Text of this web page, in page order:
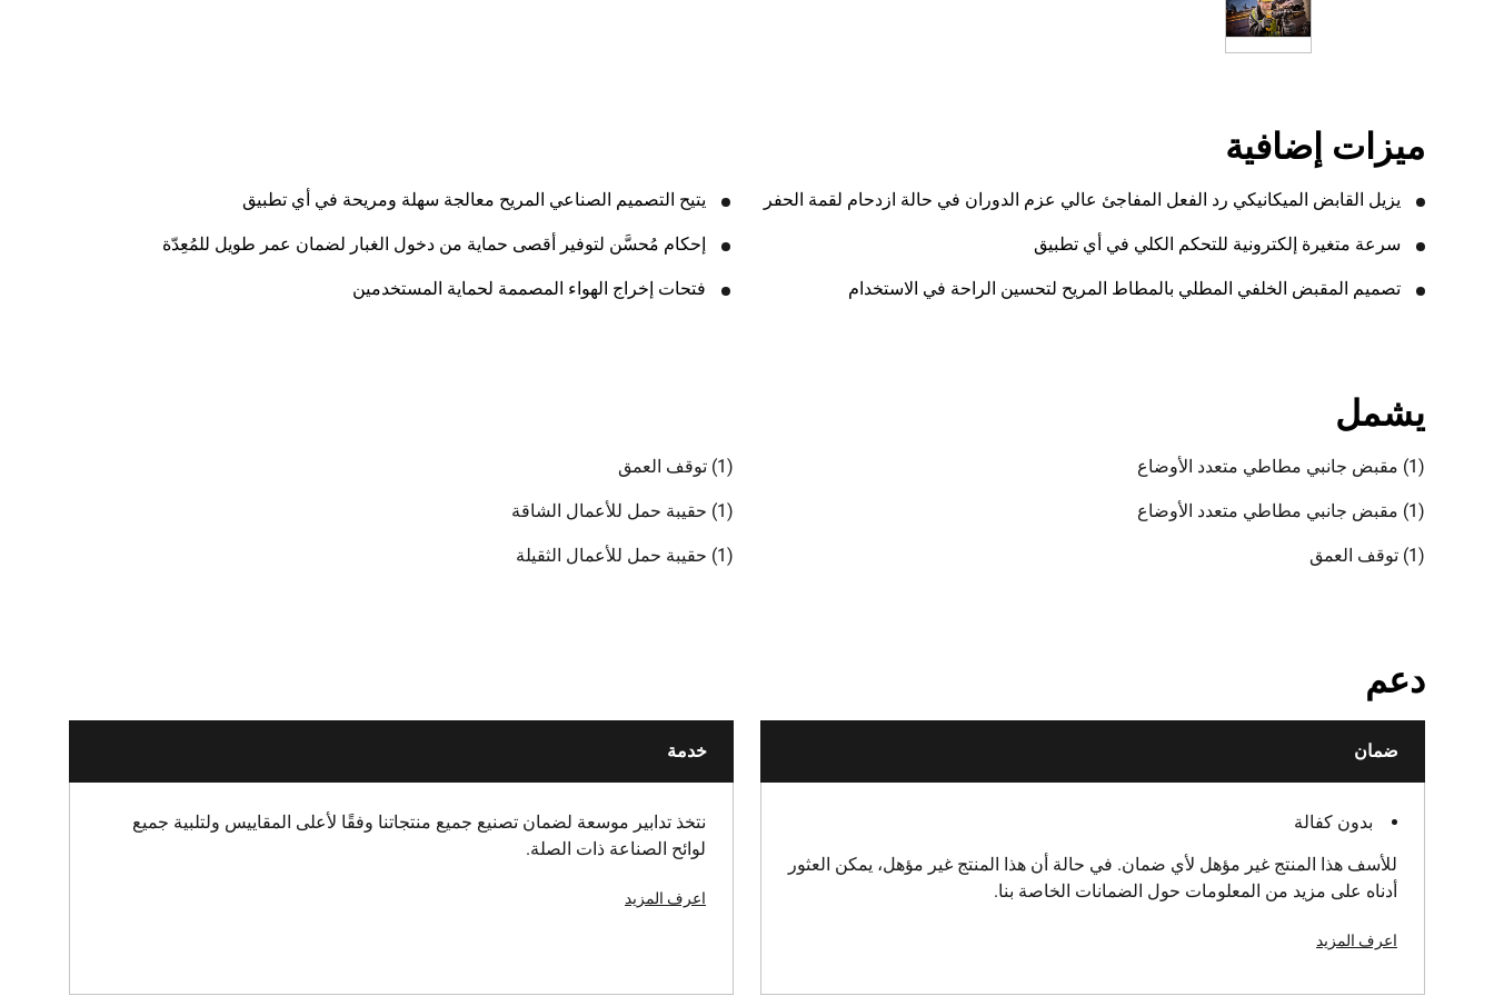
ميزات إضافية
يزيل القابض الميكانيكي رد الفعل المفاجئ عالي عزم الدوران في حالة ازدحام لقمة الحفر
سرعة متغيرة إلكترونية للتحكم الكلي في أي تطبيق
تصميم المقبض الخلفي المطلي بالمطاط المريح لتحسين الراحة في الاستخدام
يتيح التصميم الصناعي المريح معالجة سهلة ومريحة في أي تطبيق
إحكام مُحسَّن لتوفير أقصى حماية من دخول الغبار لضمان عمر طويل للمُعِدّة
فتحات إخراج الهواء المصممة لحماية المستخدمين
يشمل
(1) مقبض جانبي مطاطي متعدد الأوضاع
(1) مقبض جانبي مطاطي متعدد الأوضاع
(1) توقف العمق
(1) توقف العمق
(1) حقيبة حمل للأعمال الشاقة
(1) حقيبة حمل للأعمال الثقيلة
دعم
ضمان
بدون كفالة
للأسف هذا المنتج غير مؤهل لأي ضمان. في حالة أن هذا المنتج غير مؤهل، يمكن العثور
أدناه على مزيد من المعلومات حول الضمانات الخاصة بنا.
اعرف المزيد
خدمة
نتخذ تدابير موسعة لضمان تصنيع جميع منتجاتنا وفقًا لأعلى المقاييس ولتلبية جميع
لوائح الصناعة ذات الصلة.
اعرف المزيد